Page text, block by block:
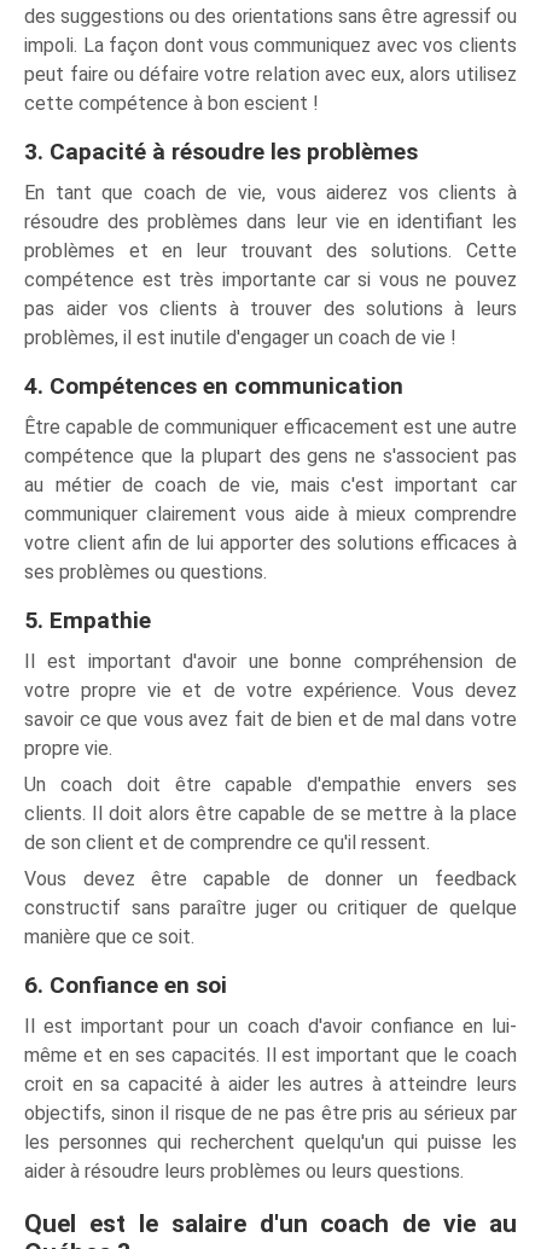
des suggestions ou des orientations sans être agressif ou
impoli. La façon dont vous communiquez avec vos clients
peut faire ou défaire votre relation avec eux, alors utilisez
cette compétence à bon escient !
3. Capacité à résoudre les problèmes
En tant que coach de vie, vous aiderez vos clients à
résoudre des problèmes dans leur vie en identifiant les
problèmes et en leur trouvant des solutions. Cette
compétence est très importante car si vous ne pouvez
pas aider vos clients à trouver des solutions à leurs
problèmes, il est inutile d'engager un coach de vie !
4. Compétences en communication
Être capable de communiquer efficacement est une autre
compétence que la plupart des gens ne s'associent pas
au métier de coach de vie, mais c'est important car
communiquer clairement vous aide à mieux comprendre
votre client afin de lui apporter des solutions efficaces à
ses problèmes ou questions.
5. Empathie
Il est important d'avoir une bonne compréhension de
votre propre vie et de votre expérience. Vous devez
savoir ce que vous avez fait de bien et de mal dans votre
propre vie.
Un coach doit être capable d'empathie envers ses
clients. Il doit alors être capable de se mettre à la place
de son client et de comprendre ce qu'il ressent.
Vous devez être capable de donner un feedback
constructif sans paraître juger ou critiquer de quelque
manière que ce soit.
6. Confiance en soi
Il est important pour un coach d'avoir confiance en lui-
même et en ses capacités. Il est important que le coach
croit en sa capacité à aider les autres à atteindre leurs
objectifs, sinon il risque de ne pas être pris au sérieux par
les personnes qui recherchent quelqu'un qui puisse les
aider à résoudre leurs problèmes ou leurs questions.
Quel est le salaire d'un coach de vie au